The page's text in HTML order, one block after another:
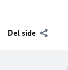
Del side